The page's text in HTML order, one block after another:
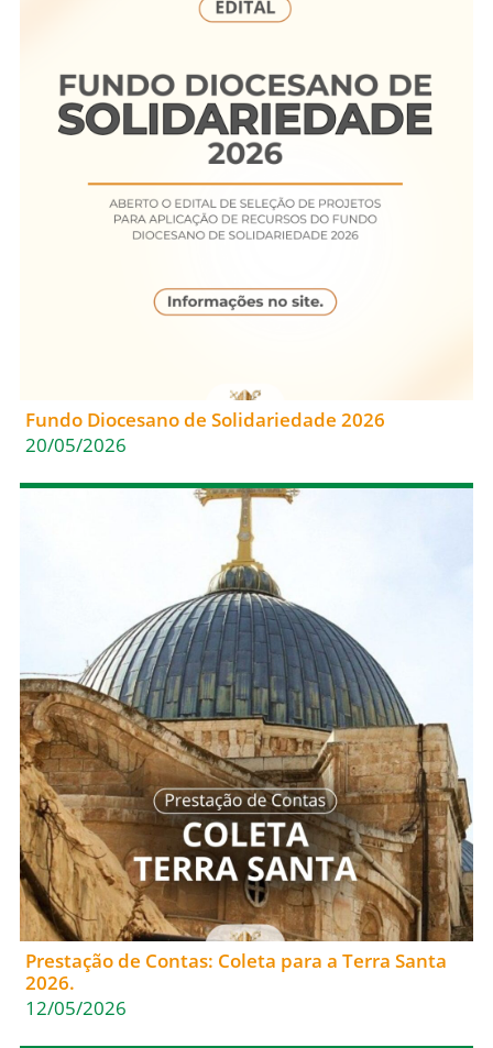
Fundo Diocesano de Solidariedade 2026
20/05/2026
Prestação de Contas: Coleta para a Terra Santa
2026.
12/05/2026